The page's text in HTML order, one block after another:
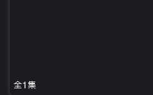
全1集